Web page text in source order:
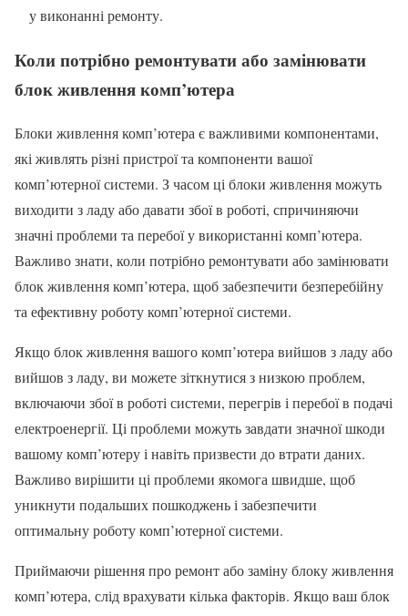
у виконанні ремонту.
Коли потрібно ремонтувати або замінювати
блок живлення комп’ютера
Блоки живлення комп’ютера є важливими компонентами,
які живлять різні пристрої та компоненти вашої
комп’ютерної системи. З часом ці блоки живлення можуть
виходити з ладу або давати збої в роботі, спричиняючи
значні проблеми та перебої у використанні комп’ютера.
Важливо знати, коли потрібно ремонтувати або замінювати
блок живлення комп’ютера, щоб забезпечити безперебійну
та ефективну роботу комп’ютерної системи.
Якщо блок живлення вашого комп’ютера вийшов з ладу або
вийшов з ладу, ви можете зіткнутися з низкою проблем,
включаючи збої в роботі системи, перегрів і перебої в подачі
електроенергії. Ці проблеми можуть завдати значної шкоди
вашому комп’ютеру і навіть призвести до втрати даних.
Важливо вирішити ці проблеми якомога швидше, щоб
уникнути подальших пошкоджень і забезпечити
оптимальну роботу комп’ютерної системи.
Приймаючи рішення про ремонт або заміну блоку живлення
комп’ютера, слід врахувати кілька факторів. Якщо ваш блок